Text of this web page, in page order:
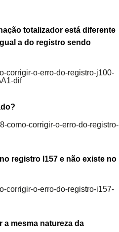
totalizador está diferente
a do registro sendo
corrigir-o-erro-do-registro-j100-
dif
como-corrigir-o-erro-do-registro-
registro I157 e não existe no
corrigir-o-erro-do-registro-i157-
a mesma natureza da